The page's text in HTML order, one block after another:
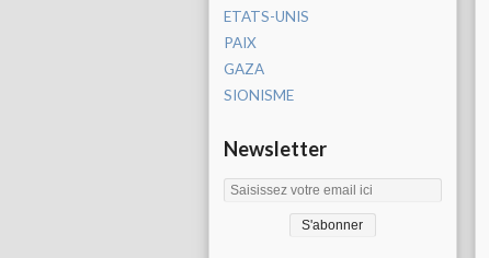
ETATS-UNIS
PAIX
GAZA
SIONISME
Newsletter